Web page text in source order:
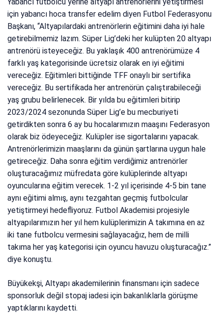
için yabancı hoca transfer edelim diyen Futbol Federasyonu
Başkanı, “Altyapılardaki antrenörlerin eğitimini daha iyi hale
getirebilmemiz lazım. Süper Lig’deki her kulüpten 20 altyapı
antrenörü isteyeceğiz. Bu yaklaşık 400 antrenörümüze 4
farklı yaş kategorisinde ücretsiz olarak en iyi eğitimi
vereceğiz. Eğitimleri bittiğinde TFF onaylı bir sertifika
vereceğiz. Bu sertifikada her antrenörün çalıştırabileceği
yaş grubu belirlenecek. Bir yılda bu eğitimleri bitirip
2023/2024 sezonunda Süper Lig’e bu mecburiyeti
getirdikten sonra 6 ay bu hocalarımızın maaşını Federasyon
olarak biz ödeyeceğiz. Kulüpler ise sigortalarını yapacak.
Antrenörlerimizin maaşlarını da günün şartlarına uygun hale
getireceğiz. Daha sonra eğitim verdiğimiz antrenörler
oluşturacağımız müfredata göre kulüplerinde altyapı
oyuncularına eğitim verecek. 1-2 yıl içerisinde 4-5 bin tane
aynı eğitimi almış, aynı tezgahtan geçmiş futbolcular
yetiştirmeyi hedefliyoruz. Futbol Akademisi projesiyle
altyapılarımızın her yıl hem kulüplerimizin A takımına en az
iki tane futbolcu vermesini sağlayacağız, hem de milli
takıma her yaş kategorisi için oyuncu havuzu oluşturacağız.”
diye konuştu.
Büyükekşi, Altyapı akademilerinin finansmanı için sadece
sponsorluk değil stopaj iadesi için bakanlıklarla görüşme
yaptıklarını kaydetti.